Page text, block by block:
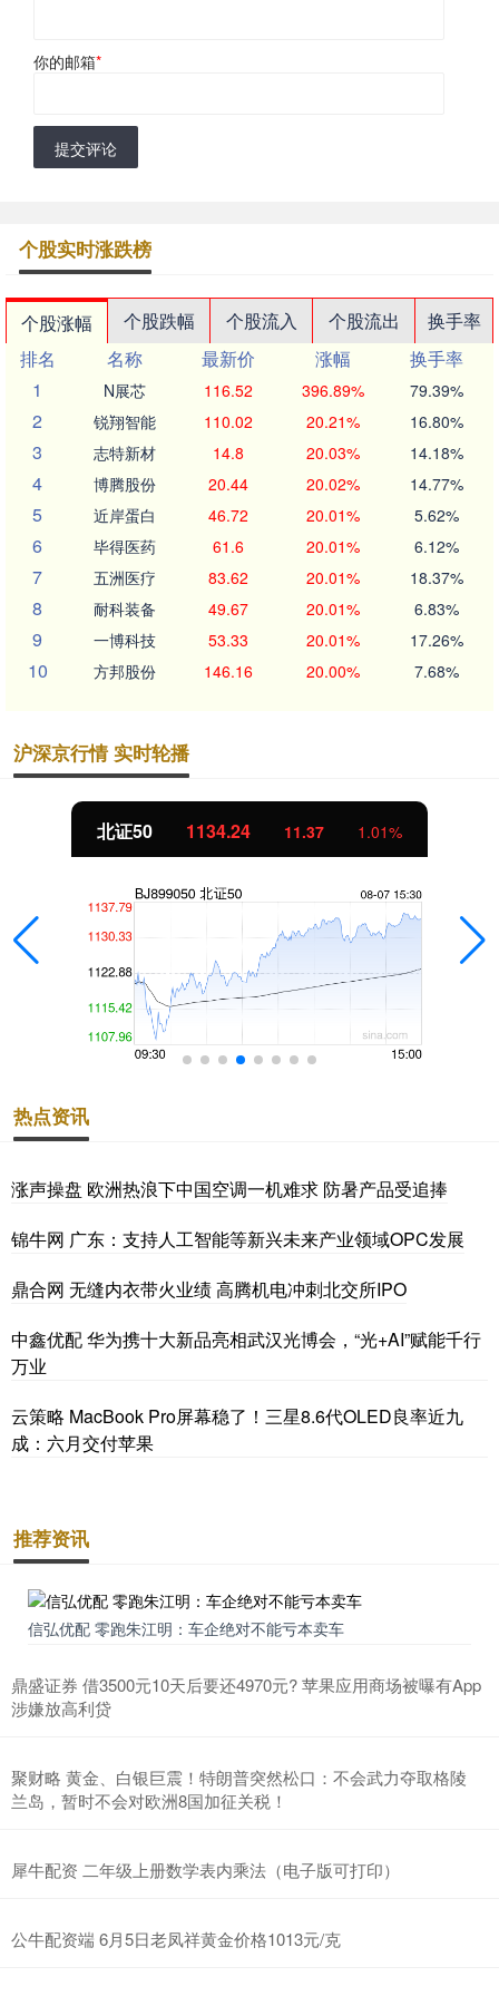
你的邮箱*
提交评论
个股实时涨跌榜
个股涨幅 个股跌幅 个股流入 个股流出
换手率
排名
名称 最新价 涨幅
换手率
1
N展芯 116.52 396.89% 79.39%
2 锐翔智能 110.02 20.21% 16.80%
3 志特新材 14.8 20.03% 14.18%
4 博腾股份 20.44 20.02% 14.77%
5 近岸蛋白 46.72 20.01% 5.62%
6 毕得医药 61.6 20.01% 6.12%
7 五洲医疗 83.62 20.01% 18.37%
8 耐科装备 49.67 20.01% 6.83%
9 一博科技 53.33 20.01% 17.26%
10 方邦股份 146.16 20.00% 7.68%
沪深京行情 实时轮播
北证50 1134.24 11.37 1.01%
热点资讯
涨声操盘 欧洲热浪下中国空调一机难求 防暑产品受追捧
锦牛网 广东：支持人工智能等新兴未来产业领域OPC发展
鼎合网 无缝内衣带火业绩 高腾机电冲刺北交所IPO
中鑫优配 华为携十大新品亮相武汉光博会，“光+AI”赋能千行
万业
云策略 MacBook Pro屏幕稳了！三星8.6代OLED良率近九
成：六月交付苹果
推荐资讯
信弘优配 零跑朱江明：车企绝对不能亏本卖车
鼎盛证券 借3500元10天后要还4970元? 苹果应用商场被曝有App
涉嫌放高利贷
聚财略 黄金、白银巨震！特朗普突然松口：不会武力夺取格陵
兰岛，暂时不会对欧洲8国加征关税！
犀牛配资 二年级上册数学表内乘法（电子版可打印）
公牛配资端 6月5日老凤祥黄金价格1013元/克